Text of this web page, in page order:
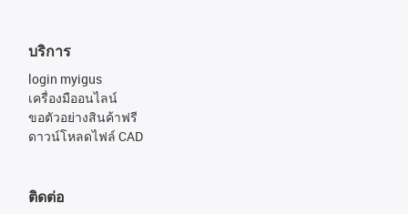
บริการ
login myigus
เครื่องมืออนไลน์
ขอตัวอย่างสินค้าฟรี
ดาวน์โหลดไฟล์ CAD
ติดต่อ